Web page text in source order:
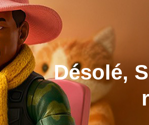
Désolé,